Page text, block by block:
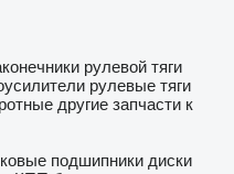
рулевой тяги
рулевые тяги
другие запчасти к
подшипники диски